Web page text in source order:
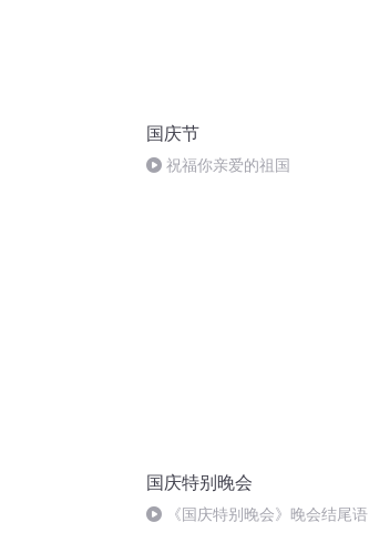
国庆节
祝福你亲爱的祖国
国庆特别晚会
《国庆特别晚会》晚会结尾语